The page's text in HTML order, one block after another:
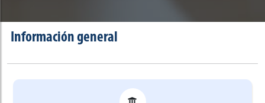
Información general